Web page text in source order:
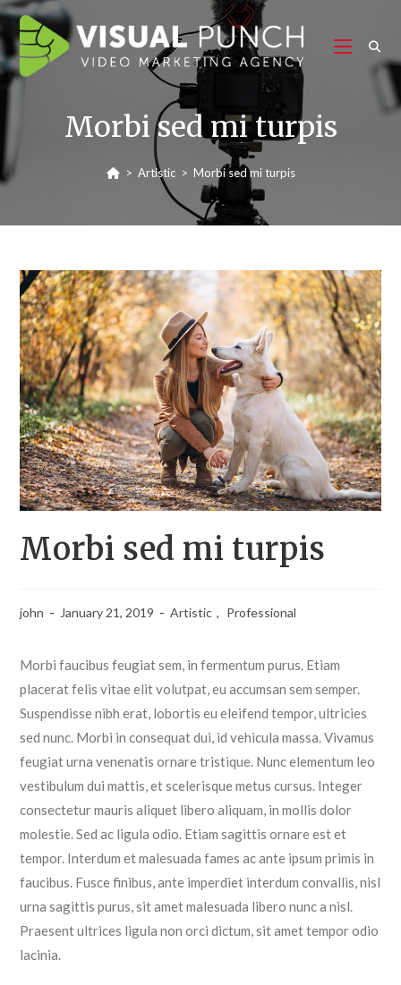
Morbi sed mi turpis
> Artistic > Morbi sed mi turpis
Morbi sed mi turpis
john January 21, 2019 Artistic , Professional
Morbi faucibus feugiat sem, in fermentum purus. Etiam
placerat felis vitae elit volutpat, eu accumsan sem semper.
Suspendisse nibh erat, lobortis eu eleifend tempor, ultricies
sed nunc. Morbi in consequat dui, id vehicula massa. Vivamus
feugiat urna venenatis ornare tristique. Nunc elementum leo
vestibulum dui mattis, et scelerisque metus cursus. Integer
consectetur mauris aliquet libero aliquam, in mollis dolor
molestie. Sed ac ligula odio. Etiam sagittis ornare est et
tempor. Interdum et malesuada fames ac ante ipsum primis in
faucibus. Fusce finibus, ante imperdiet interdum convallis, nisl
urna sagittis purus, sit amet malesuada libero nunc a nisl.
Praesent ultrices ligula non orci dictum, sit amet tempor odio
lacinia.